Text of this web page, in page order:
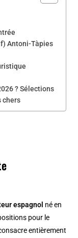
Antoni-Tàpies
? Sélections
chers
espagnol né en
pour le
entièrement